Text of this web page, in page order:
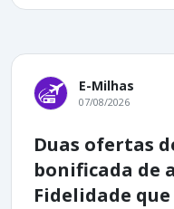
E-Milhas
07/08/2026
Duas ofertas
bonificada de
Fidelidade